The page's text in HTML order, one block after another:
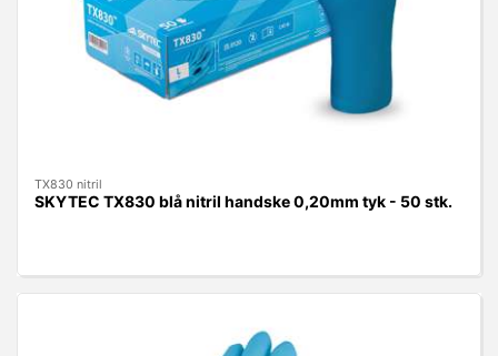
TX830 nitril
SKYTEC TX830 blå nitril handske 0,20mm tyk - 50 stk.